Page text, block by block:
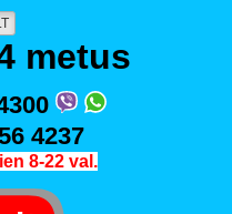
metus
4237
8-22 val.